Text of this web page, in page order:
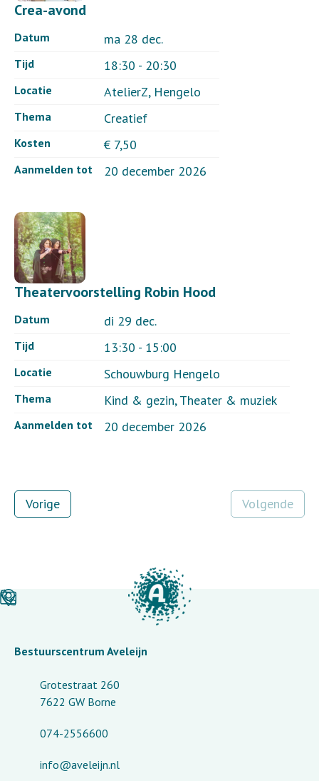
Crea-avond
Datum ma 28 dec.
Tijd 18:30 - 20:30
Locatie AtelierZ, Hengelo
Thema Creatief
Kosten € 7,50
Aanmelden tot 20 december 2026
Theatervoorstelling Robin Hood
Datum di 29 dec.
Tijd 13:30 - 15:00
Locatie Schouwburg Hengelo
Thema Kind & gezin, Theater & muziek
Aanmelden tot 20 december 2026
Vorige Volgende
Bestuurscentrum Aveleijn
Grotestraat 260
7622 GW Borne
074-2556600
info@aveleijn.nl